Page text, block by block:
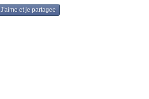
J'aime et je partagee